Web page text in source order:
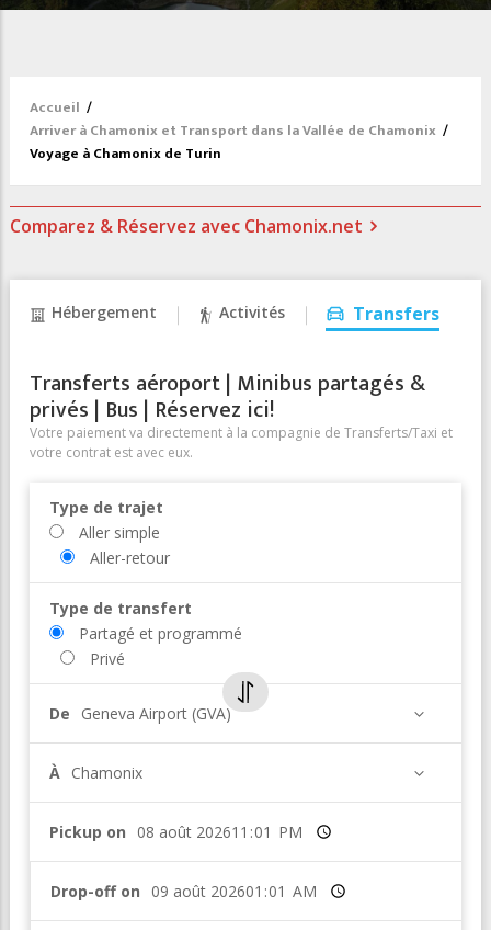
Accueil /
Arriver à Chamonix et Transport dans la Vallée de Chamonix /
Voyage à Chamonix de Turin
Comparez & Réservez avec Chamonix.net
Hébergement Activités Transfers
Transferts aéroport | Minibus partagés &
privés | Bus | Réservez ici!
Votre paiement va directement à la compagnie de Transferts/Taxi et
votre contrat est avec eux.
Type de trajet
Aller simple
Aller-retour
Type de transfert
Partagé et programmé
Privé
De Geneva Airport (GVA)
À Chamonix
Pickup on Heure
Drop-off on Heure